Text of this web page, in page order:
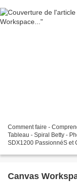
Comment faire -
Tableau - Spiral Betty -
SDX1200 PassionnéS et
Canvas